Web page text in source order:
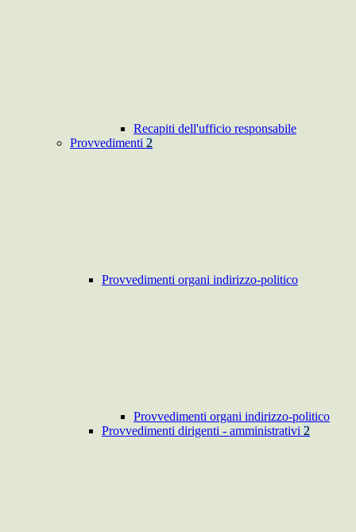
Recapiti dell'ufficio responsabile
Provvedimenti 2
Provvedimenti organi indirizzo-politico
Provvedimenti organi indirizzo-politico
Provvedimenti dirigenti - amministrativi 2